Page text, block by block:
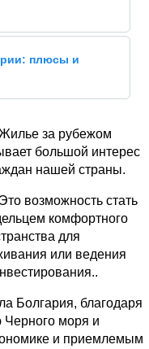
плюсы и
за рубежом
большой интерес
нашей страны.
Это возможность стать
комфортного
для
или ведения
Болгария, благодаря
Черного моря и
и приемлемым